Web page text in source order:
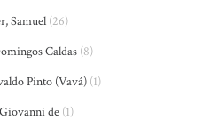
Samuel (26)
Caldas (8)
Pinto (Vavá) (1)
de (1)